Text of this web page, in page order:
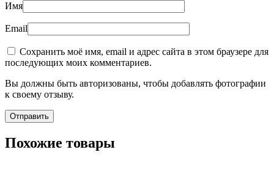
Имя
Email
Сохранить моё имя, email и адрес сайта в этом браузере для
последующих моих комментариев.
Вы должны быть авторизованы, чтобы добавлять фотографии
к своему отзыву.
Похожие товары